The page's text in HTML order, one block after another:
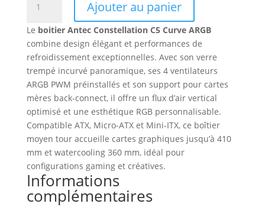
Boitier
Moyen
Tour
Antec
Constellation
Curve
avec
panneaux
vitrés
(Noir)
Ajouter au panier
Le boitier Antec Constellation C5 Curve ARGB
combine design élégant et performances de
refroidissement exceptionnelles. Avec son verre
trempé incurvé panoramique, ses 4 ventilateurs
ARGB PWM préinstallés et son support pour cartes
mères back-connect, il offre un flux d’air vertical
optimisé et une esthétique RGB personnalisable.
Compatible ATX, Micro-ATX et Mini-ITX, ce boîtier
moyen tour accueille cartes graphiques jusqu’à 410
mm et watercooling 360 mm, idéal pour
configurations gaming et créatives.
Informations
complémentaires